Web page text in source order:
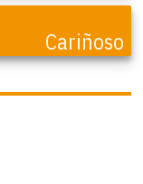
Cariñoso